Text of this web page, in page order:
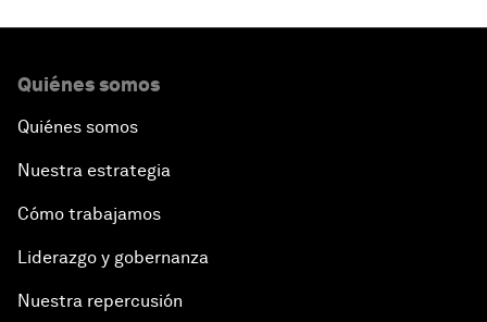
Quiénes somos
Quiénes somos
Nuestra estrategia
Cómo trabajamos
Liderazgo y gobernanza
Nuestra repercusión